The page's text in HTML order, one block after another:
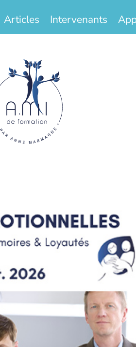
Articles Intervenants